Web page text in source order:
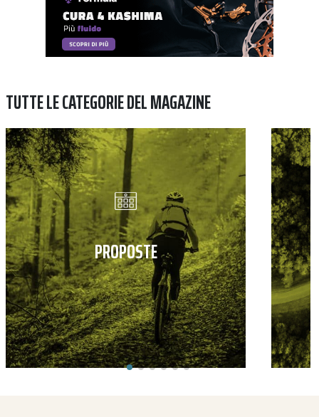
TUTTE LE CATEGORIE DEL MAGAZINE
PROPOSTE